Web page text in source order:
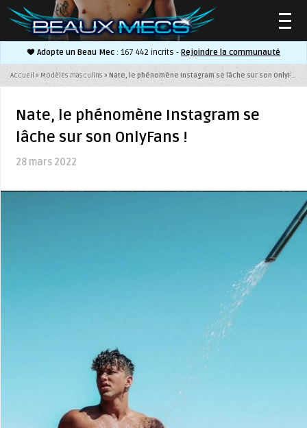
Adopte un Beau Mec : 167 442 incrits - Rejoindre la communauté
Accueil » Modèles masculins » Nate, le phénomène Instagram se lâche sur son OnlyFans !
Nate, le phénomène Instagram se
lâche sur son OnlyFans !
28 mars 2022
▼